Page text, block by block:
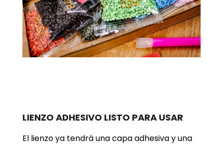
LIENZO ADHESIVO LISTO PARA USAR
El lienzo ya tendrá una capa adhesiva y una